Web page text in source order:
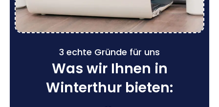
3 echte Gründe für uns
Was wir Ihnen in
Winterthur bieten: